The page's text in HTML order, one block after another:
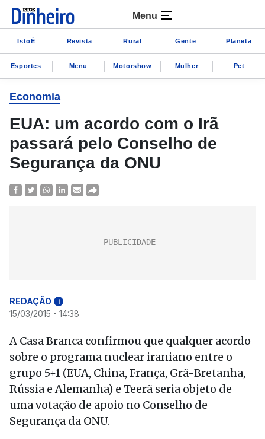
Menu
IstoÉ Revista Rural Gente Planeta
Esportes Menu Motorshow Mulher Pet
Economia
EUA: um acordo com o Irã
passará pelo Conselho de
Segurança da ONU
REDAÇÃO i
15/03/2015 - 14:38
A Casa Branca confirmou que qualquer acordo
sobre o programa nuclear iraniano entre o
grupo 5+1 (EUA, China, França, Grã-Bretanha,
Rússia e Alemanha) e Teerã seria objeto de
uma votação de apoio no Conselho de
Segurança da ONU.